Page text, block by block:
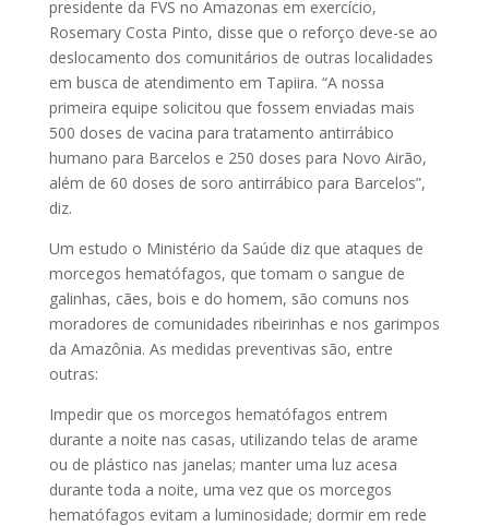
presidente da FVS no Amazonas em exercício,
Rosemary Costa Pinto, disse que o reforço deve-se ao
deslocamento dos comunitários de outras localidades
em busca de atendimento em Tapiira. “A nossa
primeira equipe solicitou que fossem enviadas mais
500 doses de vacina para tratamento antirrábico
humano para Barcelos e 250 doses para Novo Airão,
além de 60 doses de soro antirrábico para Barcelos”,
diz.
Um estudo o Ministério da Saúde diz que ataques de
morcegos hematófagos, que tomam o sangue de
galinhas, cães, bois e do homem, são comuns nos
moradores de comunidades ribeirinhas e nos garimpos
da Amazônia. As medidas preventivas são, entre
outras:
Impedir que os morcegos hematófagos entrem
durante a noite nas casas, utilizando telas de arame
ou de plástico nas janelas; manter uma luz acesa
durante toda a noite, uma vez que os morcegos
hematófagos evitam a luminosidade; dormir em rede